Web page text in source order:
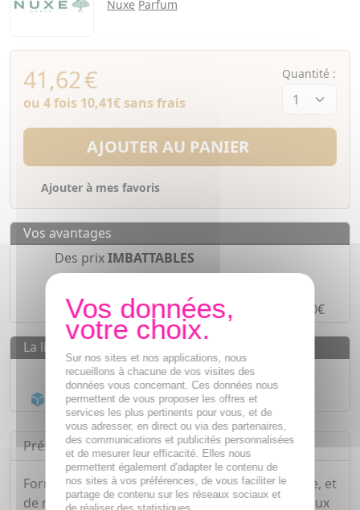
Nuxe Parfum
41,62€
ou 4 fois 10,41€ sans frais
Quantité :
AJOUTER AU PANIER
Ajouter à mes favoris
Vos avantages
Des prixIMBATTABLES
Paiement en 4 fois sans frais à partir de 30€
La livraison
Livraison gratuite dès55€
Acheminement Chronoposten 24h*
Présentation
Formulé aux notes de bergamote, de mandarine, et
de notes de fleurs d'oranger, le parfum prodigieux
Sur nos sites et nos applications, nous
recueillons à chacune de vos visites des
données vous concernant. Ces données nous
permettent de vous proposer les offres et
services les plus pertinents pour vous, et de
vous adresser, en direct ou via des partenaires,
des communications et publicités personnalisées
et de mesurer leur efficacité. Elles nous
permettent également d'adapter le contenu de
nos sites à vos préférences, de vous faciliter le
partage de contenu sur les réseaux sociaux et